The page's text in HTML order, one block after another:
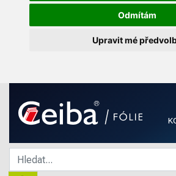
Odmítám
Upravit mé